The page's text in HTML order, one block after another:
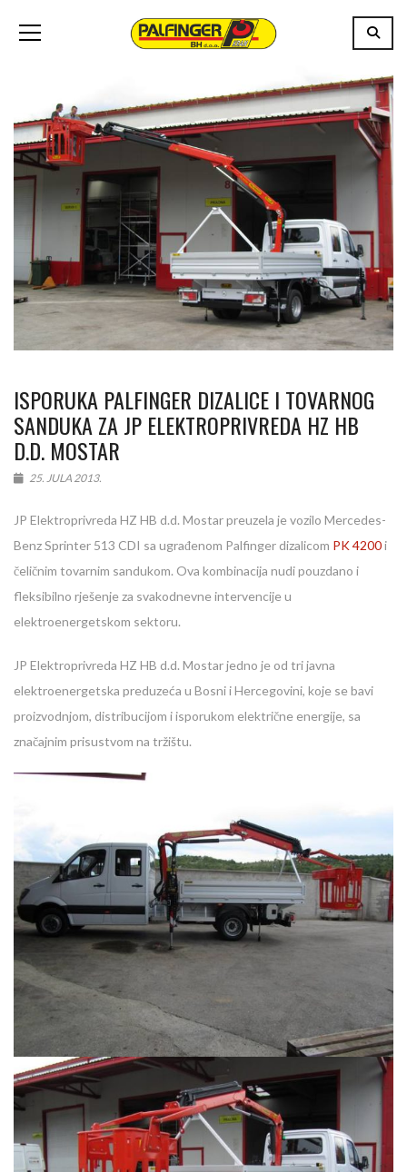
ISPORUKA PALFINGER DIZALICE I TOVARNOG
SANDUKA ZA JP ELEKTROPRIVREDA HZ HB
D.D. MOSTAR
25. JULA 2013.
JP Elektroprivreda HZ HB d.d. Mostar preuzela je vozilo Mercedes-
Benz Sprinter 513 CDI sa ugrađenom Palfinger dizalicom PK 4200i
čeličnim tovarnim sandukom. Ova kombinacija nudi pouzdano i
fleksibilno rješenje za svakodnevne intervencije u
elektroenergetskom sektoru.
JP Elektroprivreda HZ HB d.d. Mostar jedno je od tri javna
elektroenergetska preduzeća u Bosni i Hercegovini, koje se bavi
proizvodnjom, distribucijom i isporukom električne energije, sa
značajnim prisustvom na tržištu.